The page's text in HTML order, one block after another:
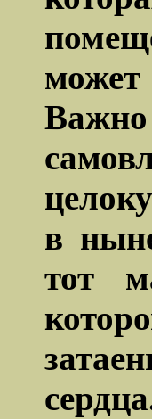
может
в
тот